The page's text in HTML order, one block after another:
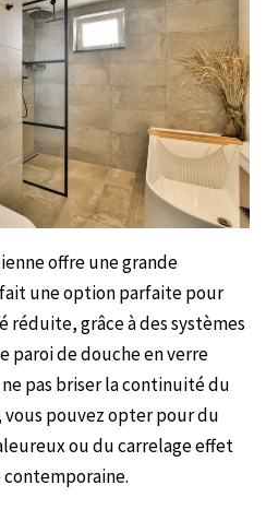
offre une grande
une option parfaite pour
réduite, grâce à des systèmes
paroi de douche en verre
pas briser la continuité du
vous pouvez opter pour du
ou du carrelage effet